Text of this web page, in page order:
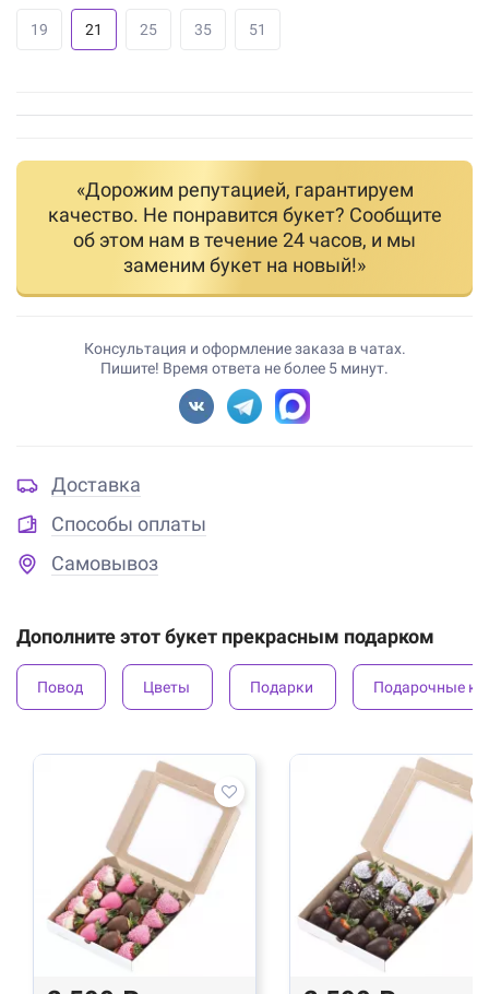
19 21 25 35 51
«Дорожим репутацией, гарантируем
качество. Не понравится букет? Сообщите
об этом нам в течение 24 часов, и мы
заменим букет на новый!»
Консультация и оформление заказа в чатах.
Пишите! Время ответа не более 5 минут.
Доставка
Способы оплаты
Самовывоз
Дополните этот букет прекрасным подарком
Повод Цветы Подарки Подарочные